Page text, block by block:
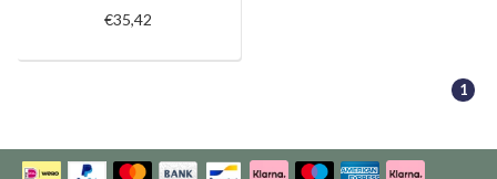
€35,42
1